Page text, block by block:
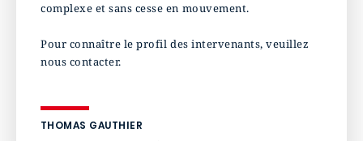
complexe et sans cesse en mouvement.
Pour connaître le profil des intervenants, veuillez
nous contacter.
THOMAS GAUTHIER